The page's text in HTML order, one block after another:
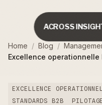
ACROSS
Home / Blog /
Excellence operationnelle
EXCELLENCE
STANDARDS B2B